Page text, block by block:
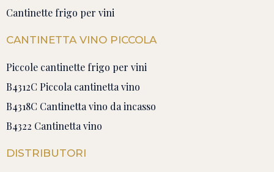
Cantinette frigo per vini
CANTINETTA VINO PICCOLA
Piccole cantinette frigo per vini
B4312C Piccola cantinetta vino
B4318C Cantinetta vino da incasso
B4322 Cantinetta vino
DISTRIBUTORI